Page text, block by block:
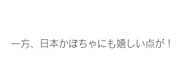
一方、日本かぼちゃにも嬉しい点が！